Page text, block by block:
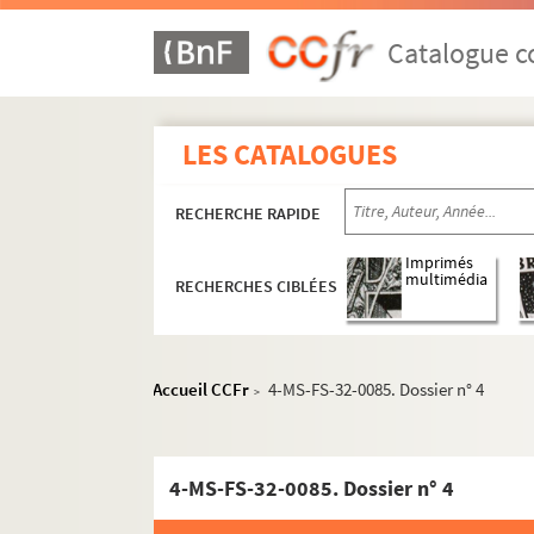
Catalogue
LES CATALOGUES
RECHERCHE RAPIDE
RECHERCHES CIBLÉES
Imprimés
multimédia
Accueil CCFr > 4-MS-FS-32-0085. Dossier n° 4
4-MS-FS-32-0085. Dossier n° 4
Cantate du Prix du Rome : Didon (1887)
La vie du poète (1888)